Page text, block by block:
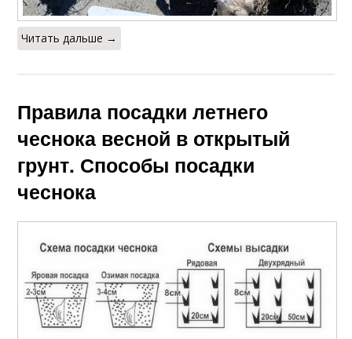
Читать дальше →
Правила посадки летнего
чеснока весной в открытый
грунт. Способы посадки
чеснока